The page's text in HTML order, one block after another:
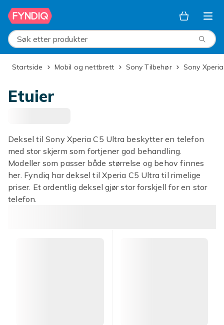
Hopp til hovedinnhold
Søk etter produkter
Startside Mobil og nettbrett Sony Tilbehør Sony Xperia
Etuier
Deksel til Sony Xperia C5 Ultra beskytter en telefon
med stor skjerm som fortjener god behandling.
Modeller som passer både størrelse og behov finnes
her. Fyndiq har deksel til Xperia C5 Ultra til rimelige
priser. Et ordentlig deksel gjør stor forskjell for en stor
telefon.